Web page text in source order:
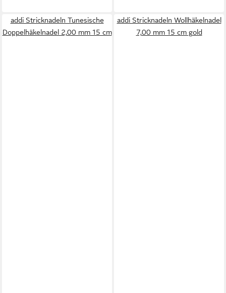
addi Stricknadeln Tunesische
Doppelhäkelnadel 2,00 mm 15 cm
addi Stricknadeln Wollhäkelnadel
7,00 mm 15 cm gold